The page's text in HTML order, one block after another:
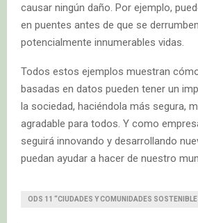
causar ningún daño. Por ejemplo,
en puentes antes de que se
potencialmente innumerables vidas.
Todos estos ejemplos muestran
basadas en datos pueden tener un
la sociedad, haciéndola más segura,
agradable para todos. Y como
seguirá innovando y desarrollando
puedan ayudar a hacer de nuestro
ODS 11 “CIUDADES Y COMUNIDADES